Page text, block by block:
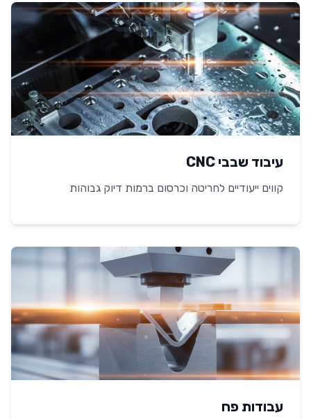
עיבוד שבבי CNC
קווים ייעודיים לחריטה וכרסום ברמות דיוק גבוהות
עבודות פח